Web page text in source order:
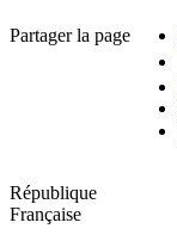
Partager la page
République
Française